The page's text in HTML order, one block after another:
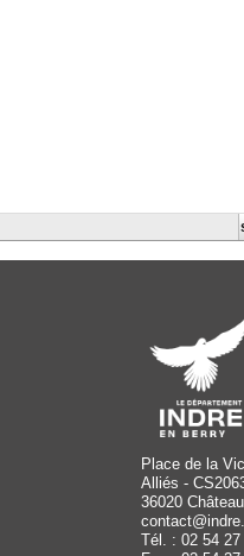
Place de la
Alliés -
36020
Tél. : 02 54 27